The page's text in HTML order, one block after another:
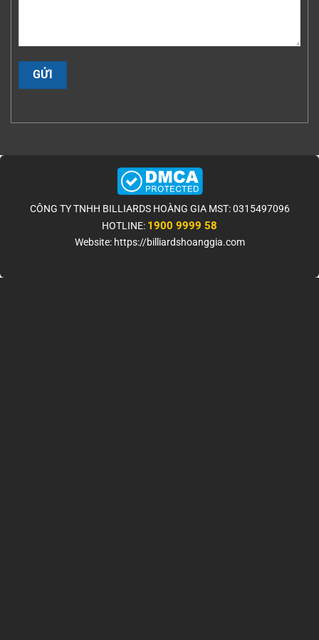
CÔNG TY TNHH BILLIARDS HOÀNG GIA MST: 0315497096
HOTLINE: 1900 9999 58
Website: https://billiardshoanggia.com